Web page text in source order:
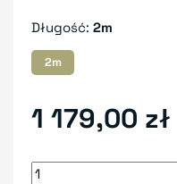
Długość: 2m
2m
1 179,00 zł